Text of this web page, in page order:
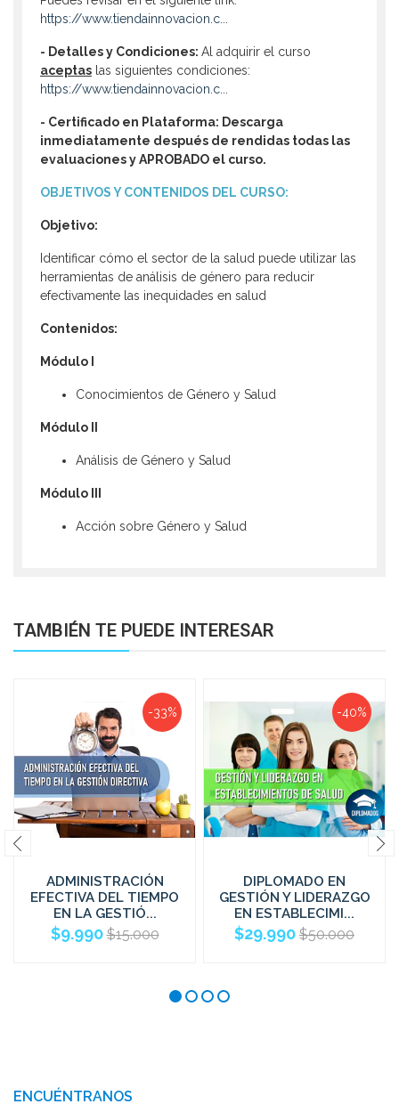
https://www.tiendainnovacion.c...
- Detalles y Condiciones: Al adquirir el curso
aceptas las siguientes condiciones:
https://www.tiendainnovacion.c...
- Certificado en Plataforma: Descarga
inmediatamente después de rendidas todas las
evaluaciones y APROBADO el curso.
OBJETIVOS Y CONTENIDOS DEL CURSO:
Objetivo:
Identificar cómo el sector de la salud puede utilizar las
herramientas de análisis de género para reducir
efectivamente las inequidades en salud
Contenidos:
Módulo I
Conocimientos de Género y Salud
Módulo II
Análisis de Género y Salud
Módulo III
Acción sobre Género y Salud
TAMBIÉN TE PUEDE INTERESAR
-33%
ADMINISTRACIÓN
EFECTIVA DEL TIEMPO
EN LA GESTIÓ...
$9.990 $15.000
-40%
DIPLOMADO EN
GESTIÓN Y LIDERAZGO
EN ESTABLECIMI...
$29.990 $50.000
ENCUÉNTRANOS